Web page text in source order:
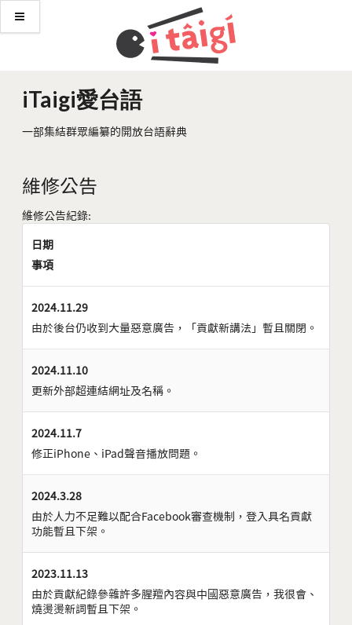
iTaigi愛台語
一部集結群眾編纂的開放台語辭典
維修公告
維修公告紀錄:
日期
事項
2024.11.29
由於後台仍收到大量惡意廣告，「貢獻新講法」暫且關閉。
2024.11.10
更新外部超連結網址及名稱。
2024.11.7
修正iPhone、iPad聲音播放問題。
2024.3.28
由於人力不足難以配合Facebook審查機制，登入具名貢獻
功能暫且下架。
2023.11.13
由於貢獻紀錄參雜許多腥羶內容與中國惡意廣告，我很會、
燒燙燙新詞暫且下架。